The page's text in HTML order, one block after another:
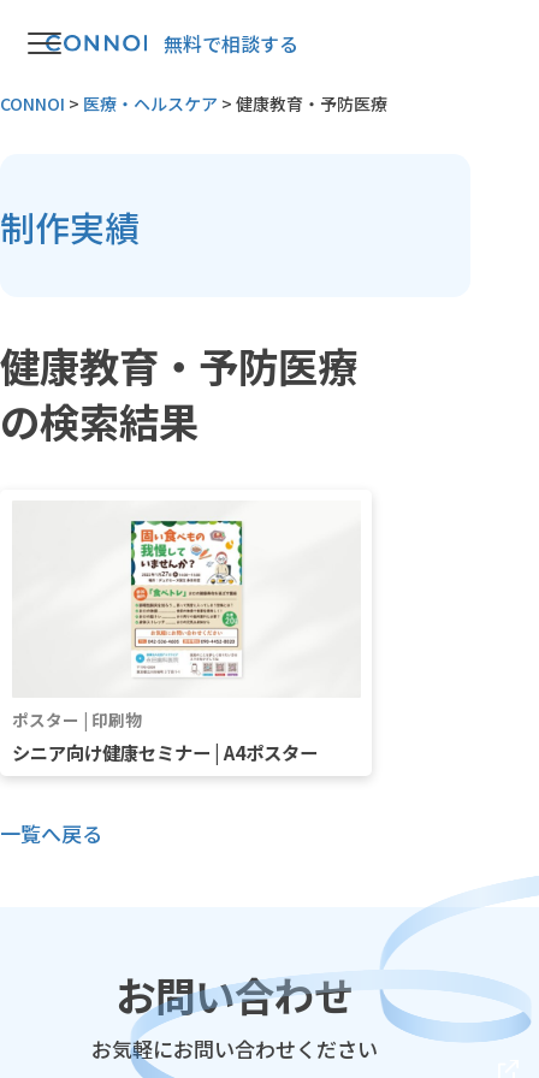
無料で相談する
CONNOI > 医療・ヘルスケア > 健康教育・予防医療
制作実績
健康教育・予防医療
の検索結果
ポスター | 印刷物
シニア向け健康セミナー | A4ポスター
一覧へ戻る
お問い合わせ
お気軽にお問い合わせください